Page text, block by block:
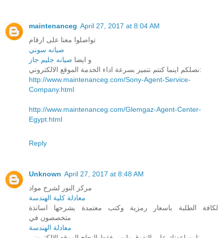
maintenanceg April 27, 2017 at 8:04 AM
تواصلوا معنا على ارقام
صيانه سوني
و ايضا صيانه جليم جاز
نصلكم اينما كنتم نتميز بسرعة اداء الخدمة الموقع الالكتروني:
http://www.maintenanceg.com/Sony-Agent-Service-
Company.html
http://www.maintenanceg.com/Glemgaz-Agent-Center-
Egypt.html
Reply
Unknown April 27, 2017 at 8:48 AM
مركز النور لشرح مواد
معادلة كلية الهندسة
لكافة الطلبة باسعار رمزية وكتب معتمدة يشرحها اساتذة
متخصصون في
معادلة الهندسة